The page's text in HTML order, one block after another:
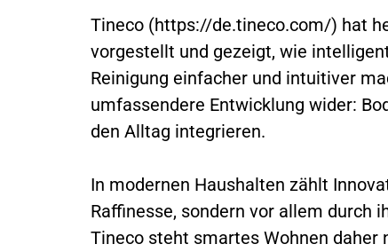
Tineco (https://de.tineco.com/) hat
vorgestellt und gezeigt, wie
Reinigung einfacher und intuitiver
umfassendere Entwicklung wider:
den Alltag integrieren.
In modernen Haushalten zählt
Raffinesse, sondern vor allem durch
Tineco steht smartes Wohnen